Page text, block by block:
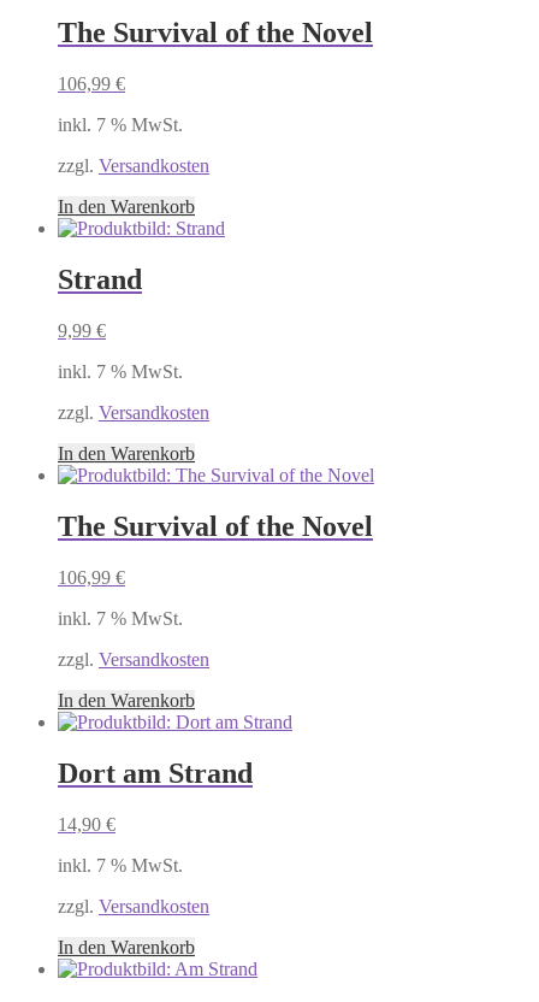
The Survival of the Novel
106,99 €
inkl. 7 % MwSt.
zzgl. Versandkosten
In den Warenkorb
Strand
9,99 €
inkl. 7 % MwSt.
zzgl. Versandkosten
In den Warenkorb
The Survival of the Novel
106,99 €
inkl. 7 % MwSt.
zzgl. Versandkosten
In den Warenkorb
Dort am Strand
14,90 €
inkl. 7 % MwSt.
zzgl. Versandkosten
In den Warenkorb